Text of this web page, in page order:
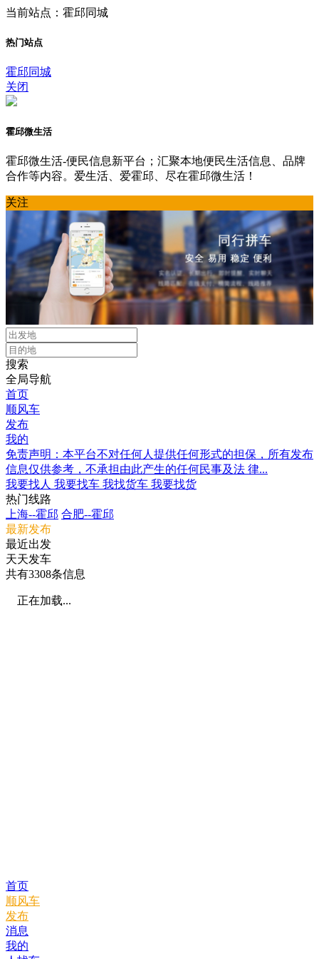
当前站点：霍邱同城
热门站点
霍邱同城
关闭
霍邱微生活
霍邱微生活-便民信息新平台；汇聚本地便民生活信息、品牌
合作等内容。爱生活、爱霍邱、尽在霍邱微生活！
关注
搜索
全局导航
首页
顺风车
发布
我的
免责声明：本平台不对任何人提供任何形式的担保，所有发布
信息仅供参考，不承担由此产生的任何民事及法 律...
我要找人 我要找车 我找货车 我要找货
热门线路
上海--霍邱 合肥--霍邱
最新发布
最近出发
天天发车
共有3308条信息
正在加载...
首页
顺风车
发布
消息
我的